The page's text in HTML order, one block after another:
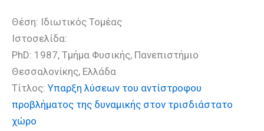
Θέση: Ιδιωτικός Τομέας
Ιστοσελίδα:
PhD: 1987, Τμήμα Φυσικής, Πανεπιστήμιο
Θεσσαλονίκης, Ελλάδα
Τίτλος: Υπαρξη λύσεων του αντίστροφου
προβλήματος της δυναμικής στον τρισδιάστατο
χώρο